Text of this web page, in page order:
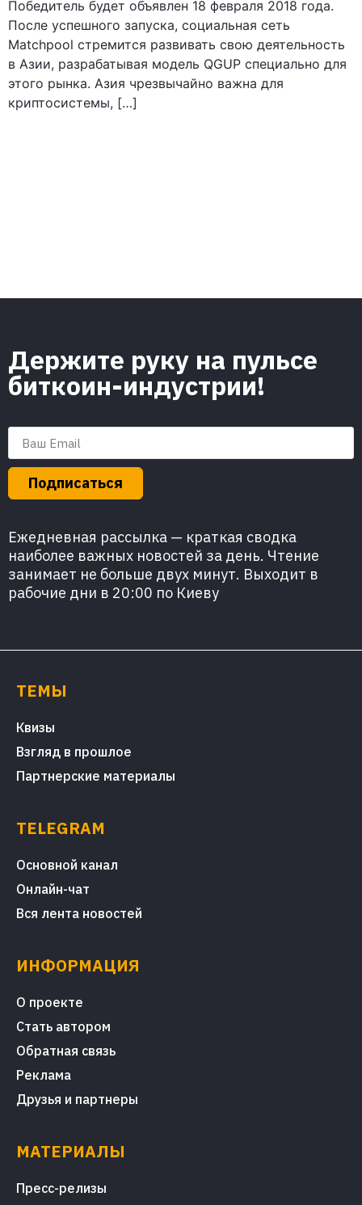
Победитель будет объявлен 18 февраля 2018 года.
После успешного запуска, социальная сеть
Matchpool стремится развивать свою деятельность
в Азии, разрабатывая модель QGUP специально для
этого рынка. Азия чрезвычайно важна для
криптосистемы, […]
Держите руку на пульсе
биткоин-индустрии!
Подписаться
Ежедневная рассылка — краткая сводка
наиболее важных новостей за день. Чтение
занимает не больше двух минут. Выходит в
рабочие дни в 20:00 по Киеву
ТЕМЫ
Квизы
Взгляд в прошлое
Партнерские материалы
TELEGRAM
Основной канал
Онлайн-чат
Вся лента новостей
ИНФОРМАЦИЯ
О проекте
Стать автором
Обратная связь
Реклама
Друзья и партнеры
МАТЕРИАЛЫ
Пресс-релизы